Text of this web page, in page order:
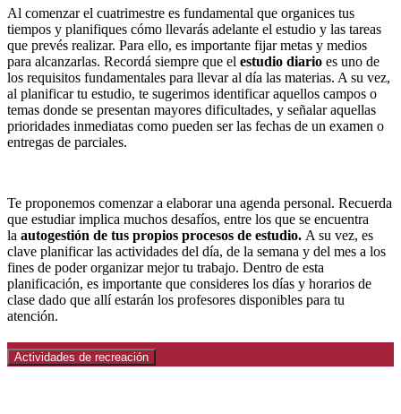
Al comenzar el cuatrimestre es fundamental que organices tus
tiempos y planifiques cómo llevarás adelante el estudio y las tareas
que prevés realizar. Para ello, es importante fijar metas y medios
para alcanzarlas. Recordá siempre que el estudio diario es uno de
los requisitos fundamentales para llevar al día las materias. A su vez,
al planificar tu estudio, te sugerimos identificar aquellos campos o
temas donde se presentan mayores dificultades, y señalar aquellas
prioridades inmediatas como pueden ser las fechas de un examen o
entregas de parciales.
Te proponemos comenzar a elaborar una agenda personal. Recuerda
que estudiar implica muchos desafíos, entre los que se encuentra
la autogestión de tus propios procesos de estudio. A su vez, es
clave planificar las actividades del día, de la semana y del mes a los
fines de poder organizar mejor tu trabajo. Dentro de esta
planificación, es importante que consideres los días y horarios de
clase dado que allí estarán los profesores disponibles para tu
atención.
Actividades de recreación